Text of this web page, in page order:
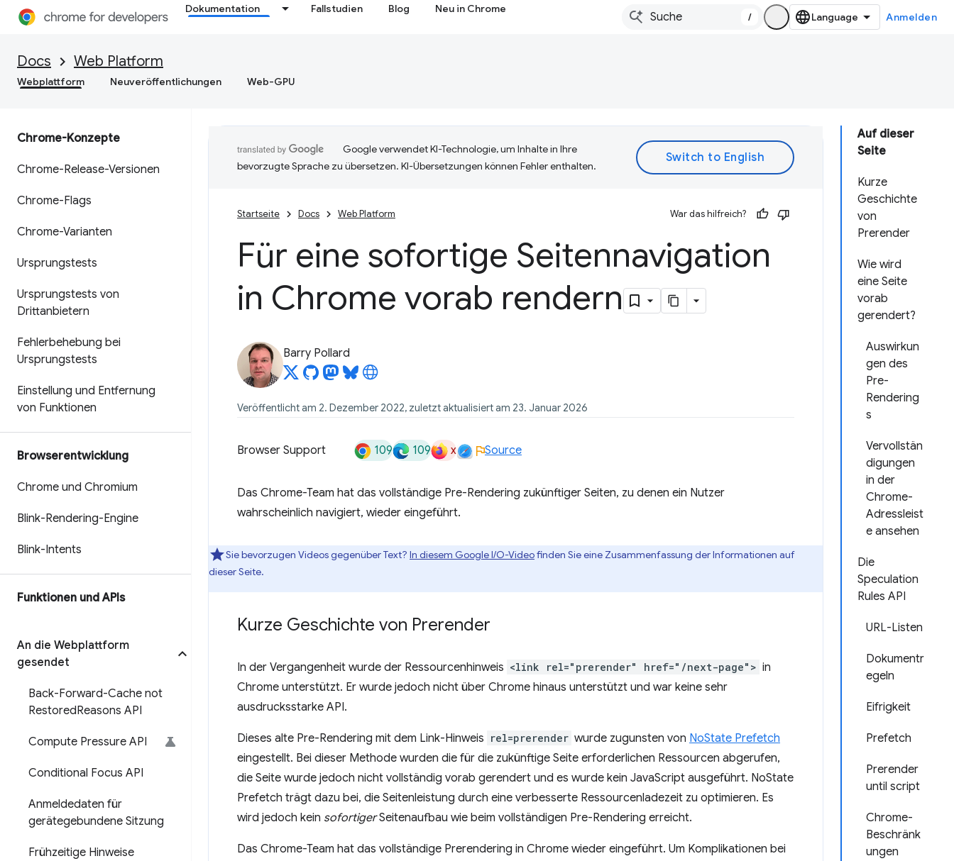
Dokumentation Fallstudien Blog Neu in Chrome
/ Anmelden
Docs Web Platform
Webplattform Neuveröffentlichungen Web-GPU
Chrome-Konzepte
Chrome-Release-Versionen
Chrome-Flags
Chrome-Varianten
Ursprungstests
Ursprungstests von
Drittanbietern
Fehlerbehebung bei
Ursprungstests
Einstellung und Entfernung
von Funktionen
Browserentwicklung
Chrome und Chromium
Blink-Rendering-Engine
Blink-Intents
Funktionen und APIs
An die Webplattform
gesendet
Back-Forward-Cache not
RestoredReasons API
Compute Pressure API
Conditional Focus API
Anmeldedaten für
gerätegebundene Sitzung
Frühzeitige Hinweise
Auf dieser
Seite
Kurze
Geschichte
von
Prerender
Wie wird
eine Seite
vorab
gerendert?
Auswirkun
gen des
Pre-
Rendering
s
Vervollstän
digungen
in der
Chrome-
Adressleist
e ansehen
Die
Speculation
Rules API
URL-Listen
Dokumentr
egeln
Eifrigkeit
Prefetch
Prerender
until script
Chrome-
Beschränk
ungen
Google verwendet KI-Technologie, um Inhalte in Ihre
bevorzugte Sprache zu übersetzen. KI-Übersetzungen können Fehler enthalten.
Startseite Docs Web Platform War das hilfreich?
Für eine sofortige Seitennavigation
in Chrome vorab rendern
Barry Pollard
Veröffentlicht am 2. Dezember 2022, zuletzt aktualisiert am 23. Januar 2026
Browser Support 109 109 x Source
Das Chrome-Team hat das vollständige Pre-Rendering zukünftiger Seiten, zu denen ein Nutzer
wahrscheinlich navigiert, wieder eingeführt.
Sie bevorzugen Videos gegenüber Text? In diesem Google I/O-Videofinden Sie eine Zusammenfassung der Informationen auf
dieser Seite.
Kurze Geschichte von Prerender
In der Vergangenheit wurde der Ressourcenhinweis <link rel="prerender" href="/next-page"> in
Chrome unterstützt. Er wurde jedoch nicht über Chrome hinaus unterstützt und war keine sehr
ausdrucksstarke API.
Dieses alte Pre-Rendering mit dem Link-Hinweis rel=prerender wurde zugunsten von NoState Prefetch
eingestellt. Bei dieser Methode wurden die für die zukünftige Seite erforderlichen Ressourcen abgerufen,
die Seite wurde jedoch nicht vollständig vorab gerendert und es wurde kein JavaScript ausgeführt. NoState
Prefetch trägt dazu bei, die Seitenleistung durch eine verbesserte Ressourcenladezeit zu optimieren. Es
wird jedoch kein sofortigerSeitenaufbau wie beim vollständigen Pre-Rendering erreicht.
Das Chrome-Team hat das vollständige Prerendering in Chrome wieder eingeführt. Um Komplikationen bei